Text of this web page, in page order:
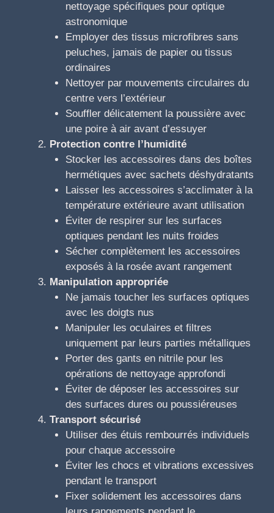
nettoyage spécifiques pour optique
astronomique
Employer des tissus microfibres sans
peluches, jamais de papier ou tissus
ordinaires
Nettoyer par mouvements circulaires du
centre vers l’extérieur
Souffler délicatement la poussière avec
une poire à air avant d’essuyer
Protection contre l’humidité
Stocker les accessoires dans des boîtes
hermétiques avec sachets déshydratants
Laisser les accessoires s’acclimater à la
température extérieure avant utilisation
Éviter de respirer sur les surfaces
optiques pendant les nuits froides
Sécher complètement les accessoires
exposés à la rosée avant rangement
Manipulation appropriée
Ne jamais toucher les surfaces optiques
avec les doigts nus
Manipuler les oculaires et filtres
uniquement par leurs parties métalliques
Porter des gants en nitrile pour les
opérations de nettoyage approfondi
Éviter de déposer les accessoires sur
des surfaces dures ou poussiéreuses
Transport sécurisé
Utiliser des étuis rembourrés individuels
pour chaque accessoire
Éviter les chocs et vibrations excessives
pendant le transport
Fixer solidement les accessoires dans